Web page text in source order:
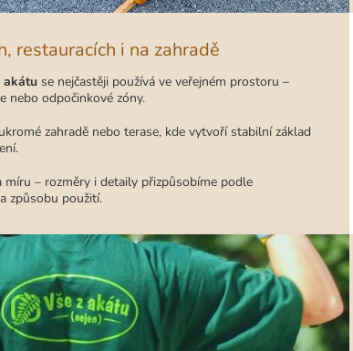
restauracích i na zahradě
akátu se nejčastěji používá ve veřejném prostoru –
nebo odpočinkové zóny.
zahradě nebo terase, kde vytvoří stabilní základ
– rozměry i detaily přizpůsobíme podle
způsobu použití.